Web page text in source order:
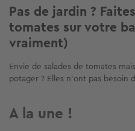
Pas de jardin ?
tomates sur votre
vraiment)
Envie de salades de tomates
potager ? Elles n’ont pas besoin
A la une !